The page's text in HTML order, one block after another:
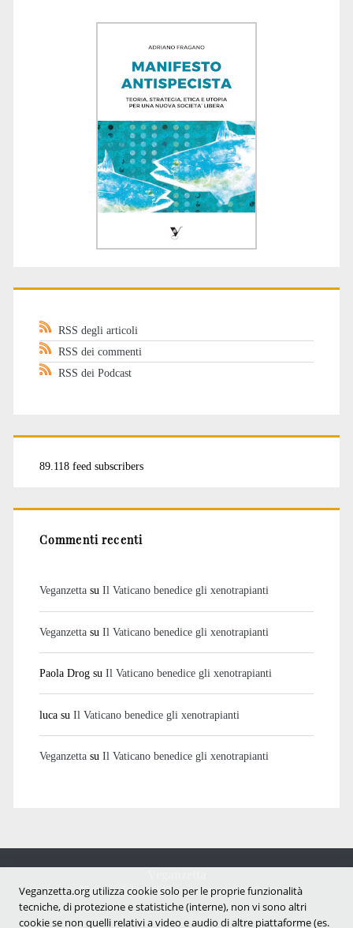
RSS degli articoli
RSS dei commenti
RSS dei Podcast
89.118 feed subscribers
Commenti recenti
Veganzettasu Il Vaticano benedice gli xenotrapianti
Veganzettasu Il Vaticano benedice gli xenotrapianti
Paola Drogsu Il Vaticano benedice gli xenotrapianti
lucasu Il Vaticano benedice gli xenotrapianti
Veganzettasu Il Vaticano benedice gli xenotrapianti
Notizie dal mondo vegan e antispecista
Veganzetta.org utilizza cookie solo per le proprie funzionalità
tecniche, di protezione e statistiche (interne), non vi sono altri
cookie se non quelli relativi a video e audio di altre piattaforme (es.